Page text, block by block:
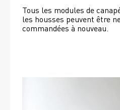
Tous les modules de
les housses peuvent être
commandées à nouveau.